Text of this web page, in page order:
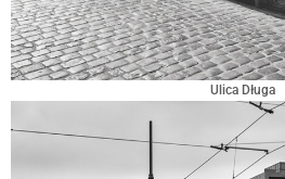
Ulica Długa